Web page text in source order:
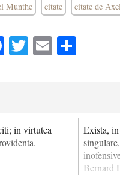
Munthe citate citate de
Facebook
Twitter
Email
in virtutea
Exista,
Bernard